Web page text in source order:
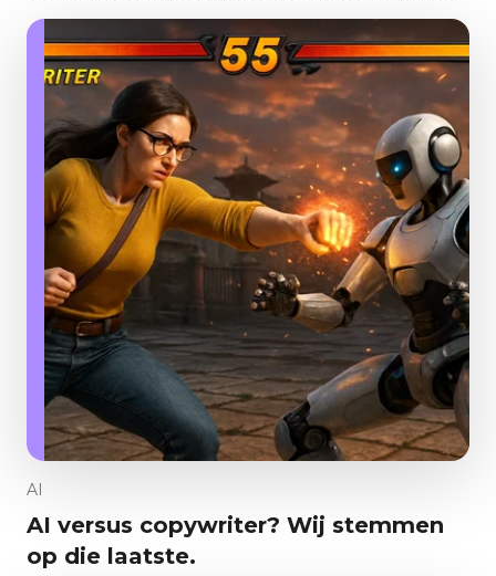
AI
AI versus copywriter? Wij stemmen
op die laatste.